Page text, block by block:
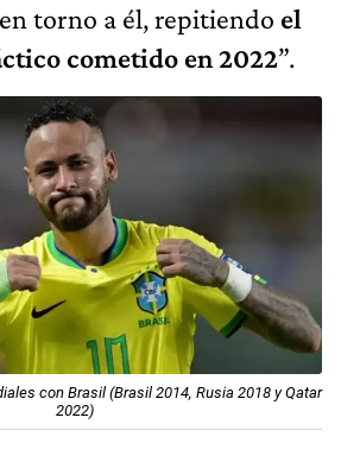
torno a él, repitiendo el
cometido en 2022”.
con Brasil (Brasil 2014, Rusia 2018 y Qatar
2022)